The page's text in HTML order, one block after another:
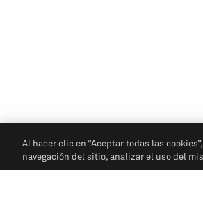
Al hacer clic en “Aceptar todas las
navegación del sitio, analizar el uso del